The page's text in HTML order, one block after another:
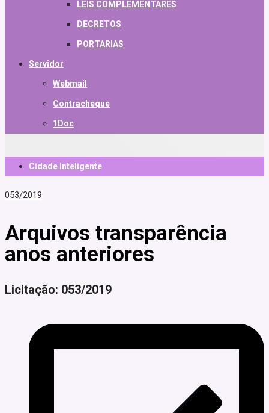
LEIS COMPLEMENTARES
DECRETOS
PORTARIAS
Servidor
Webmail
Contracheque
1Doc
Cidade Inteligente
053/2019
Arquivos transparência
anos anteriores
Licitação: 053/2019